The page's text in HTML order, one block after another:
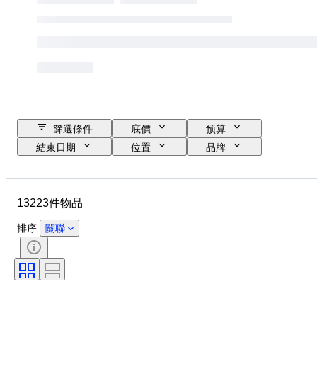
篩選條件 底價
预算
結束日期
位置
品牌
狀態
標題
顏色
時代
原件/副本
13223件物品
排序 關聯